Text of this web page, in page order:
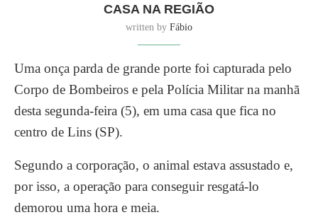
CASA NA REGIÃO
written by Fábio
Uma onça parda de grande porte foi capturada pelo
Corpo de Bombeiros e pela Polícia Militar na manhã
desta segunda-feira (5), em uma casa que fica no
centro de Lins (SP).
Segundo a corporação, o animal estava assustado e,
por isso, a operação para conseguir resgatá-lo
demorou uma hora e meia.